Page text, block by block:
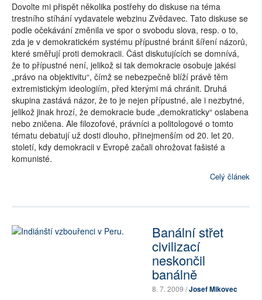
Dovolte mi přispět několika postřehy do diskuse na téma
trestního stíhání vydavatele webzinu Zvědavec. Tato diskuse se
podle očekávání změnila ve spor o svobodu slova, resp. o to,
zda je v demokratickém systému přípustné bránit šíření názorů,
které směřují proti demokracii. Část diskutujících se domnívá,
že to přípustné není, jelikož si tak demokracie osobuje jakési
„právo na objektivitu“, čímž se nebezpečně blíží právě těm
extremistickým ideologiím, před kterými má chránit. Druhá
skupina zastává názor, že to je nejen přípustné, ale i nezbytné,
jelikož jinak hrozí, že demokracie bude „demokraticky“ oslabena
nebo zničena. Ale filozofové, právníci a politologové o tomto
tématu debatují už dosti dlouho, přinejmenším od 20. let 20.
století, kdy demokracii v Evropě začali ohrožovat fašisté a
komunisté.
Celý článek
Banální střet
civilizací
neskončil
banálně
8. 7. 2009 /Josef Mikovec